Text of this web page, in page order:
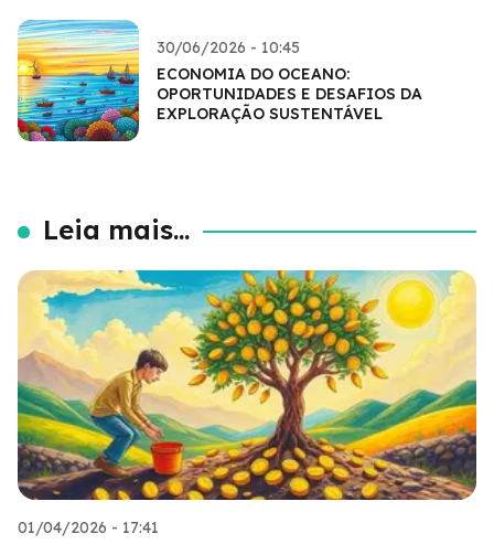
30/06/2026 - 10:45
ECONOMIA DO OCEANO:
OPORTUNIDADES E DESAFIOS DA
EXPLORAÇÃO SUSTENTÁVEL
Leia mais...
01/04/2026 - 17:41